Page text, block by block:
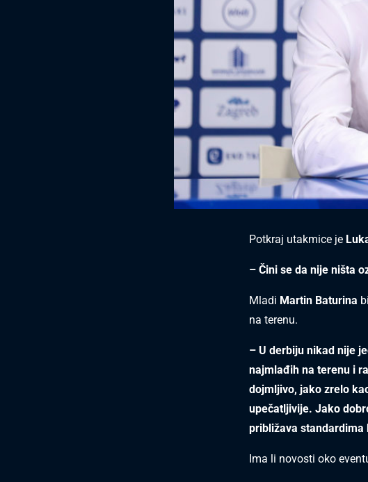
Potkraj utakmice je
– Čini se da nije ništa
Mladi Martin Baturina
na terenu.
– U derbiju nikad nije
najmlađih na terenu i
dojmljivo, jako zrelo
upečatljivije. Jako
približava standardima
Ima li novosti oko